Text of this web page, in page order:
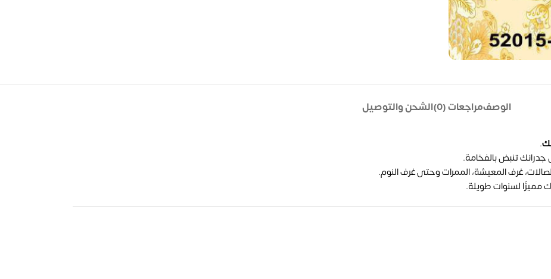
الوصفمراجعات (0) الشحن والتوصيل
.
جدرانك تنبض بالفخامة.
غرف المعيشة، الممرات وحتى غرف النوم.
مميزًا لسنوات طويلة.